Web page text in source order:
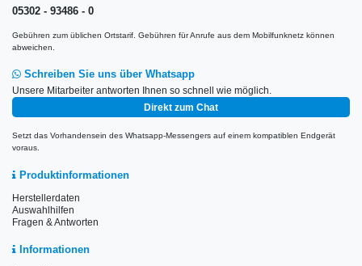
05302 - 93486 - 0
Gebühren zum üblichen Ortstarif. Gebühren für Anrufe aus dem Mobilfunknetz können
abweichen.
Schreiben Sie uns über Whatsapp
Unsere Mitarbeiter antworten Ihnen so schnell wie möglich.
Direkt zum Chat
Setzt das Vorhandensein des Whatsapp-Messengers auf einem kompatiblen Endgerät
voraus.
Produktinformationen
Herstellerdaten
Auswahlhilfen
Fragen & Antworten
Informationen